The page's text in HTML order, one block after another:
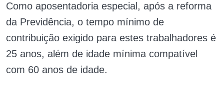
Como aposentadoria especial, após a reforma
da Previdência, o tempo mínimo de
contribuição exigido para estes trabalhadores é
25 anos, além de idade mínima compatível
com 60 anos de idade.